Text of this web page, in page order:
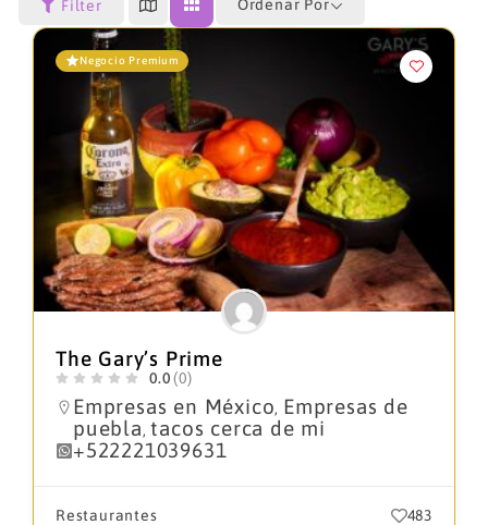
Filter Ordenar Por
Negocio Premium
The Gary’s Prime
0.0 (0)
Empresas en México, Empresas de
puebla,tacos cerca de mi
+522221039631
Restaurantes 483